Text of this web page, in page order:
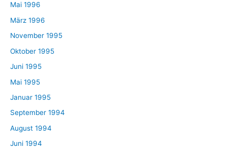
Mai 1996
März 1996
November 1995
Oktober 1995
Juni 1995
Mai 1995
Januar 1995
September 1994
August 1994
Juni 1994